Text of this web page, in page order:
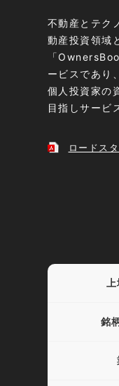
不動産とテク
動産投資領域
「
ービスであり
個人投資家の
目指しサービ
ロードス
銘